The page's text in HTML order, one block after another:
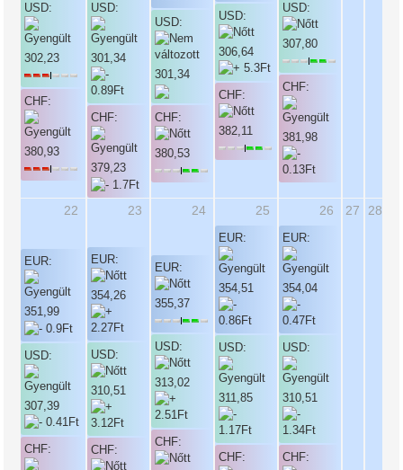
USD:
302,23
CHF:
380,93
USD:
301,34
CHF:
379,23
USD:
301,34
CHF:
380,53
USD:
306,64
CHF:
382,11
USD:
307,80
CHF:
381,98
22
EUR:
351,99
USD:
307,39
CHF:
23
EUR:
354,26
USD:
310,51
CHF:
24
EUR:
355,37
USD:
313,02
CHF:
25
EUR:
354,51
USD:
311,85
CHF:
26
EUR:
354,04
USD:
310,51
CHF:
27 28